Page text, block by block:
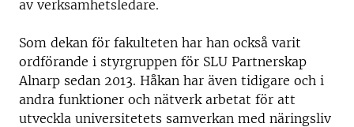
av verksamhetsledare.
Som dekan för fakulteten har han också varit
ordförande i styrgruppen för SLU Partnerskap
Alnarp sedan 2013. Håkan har även tidigare och i
andra funktioner och nätverk arbetat för att
utveckla universitetets samverkan med näringsliv